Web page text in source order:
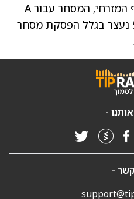
בשעה 14:50 לפי שעון החוף המזרחי, המסחר עבור A
SPAC III Acquisition Corp נעצר בגלל הפסקת מסחר
-
-